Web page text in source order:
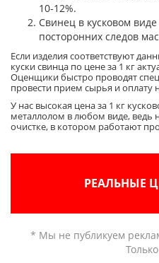
10-12%.
Свинец в кусковом
посторонних следов
Если изделия соответствуют
куски свинца по цене за 1 кг
Оценщики быстро проводят
провести прием сырья и оплату
У нас высокая цена за 1 кг
металлолом в любом виде, ведь
очистке, в котором работают
РЕАЛЬНЫЕ
* Мы не публикуем